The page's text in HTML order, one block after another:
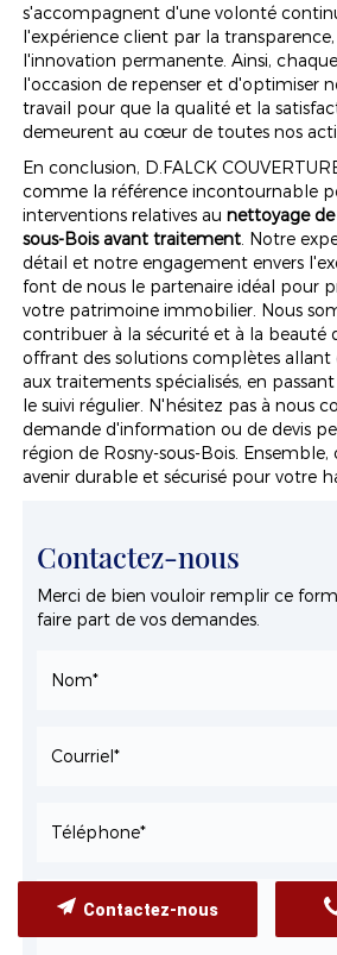
s'accompagnent d'une volonté
l'expérience client par la
l'innovation permanente. Ainsi,
l'occasion de repenser et d'optimiser
travail pour que la qualité et la
demeurent au cœur de toutes nos
En conclusion, D.FALCK
comme la référence incontournable
interventions relatives au nettoyage
sous-Bois avant traitement. Notre
détail et notre engagement envers
font de nous le partenaire idéal pour
votre patrimoine immobilier. Nous
contribuer à la sécurité et à la beauté
offrant des solutions complètes allant
aux traitements spécialisés, en
le suivi régulier. N'hésitez pas à nous
demande d'information ou de devis
région de Rosny-sous-Bois. Ensemble,
avenir durable et sécurisé pour votre
Contactez-nous
Merci de bien vouloir remplir ce
faire part de vos demandes.
Contactez-nous